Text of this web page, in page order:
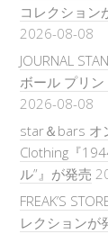
コレクション
2026-08-08
JOURNAL
ボール プリ
2026-08-08
star＆bars オ
Clothing『
ル”』が発売
FREAK’S
レクションが